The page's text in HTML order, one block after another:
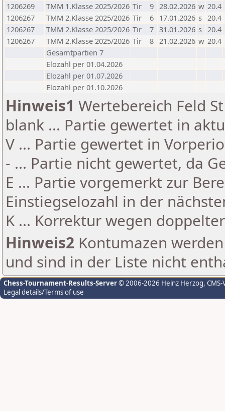
1206269
TMM 1.Klasse 2025/2026 Tir 9 28.02.2026 w 20.4
1206267
TMM 2.Klasse 2025/2026 Tir 6 17.01.2026 s 20.4
1206267
TMM 2.Klasse 2025/2026 Tir 7 31.01.2026 s 20.4
1206267
TMM 2.Klasse 2025/2026 Tir 8 21.02.2026 w 20.4
Gesamtpartien 7
Elozahl per 01.04.2026
Elozahl per 01.07.2026
Elozahl per 01.10.2026
Hinweis1 Wertebereich Feld
blank ... Partie gewertet in
V ... Partie gewertet in
- ... Partie nicht gewertet, da
E ... Partie vorgemerkt zur
Einstiegselozahl in der
K ... Korrektur wegen
Hinweis2 Kontumazen
und sind in der Liste nicht
Chess-Tournament-Results-Server© 2006-2026 Heinz Herzog,
Legal details/Terms of use